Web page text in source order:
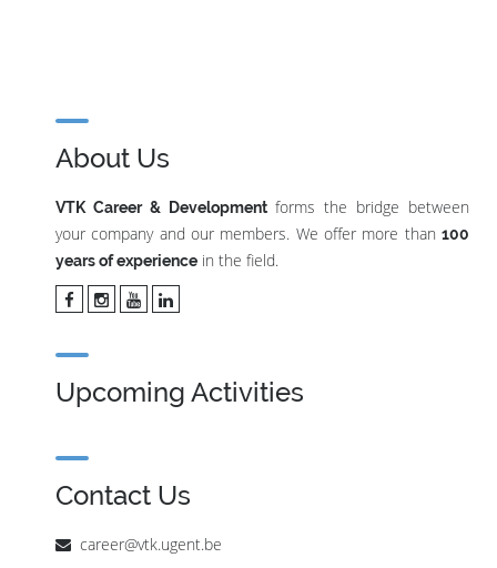
About Us
VTK Career & Developmentforms the bridge between
your company and our members. We offer more than 100
years of experience in the field.
Upcoming Activities
Contact Us
career@vtk.ugent.be